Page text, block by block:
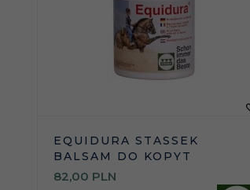
EQUIDURA STASSEK
BALSAM DO KOPYT
82,00 PLN